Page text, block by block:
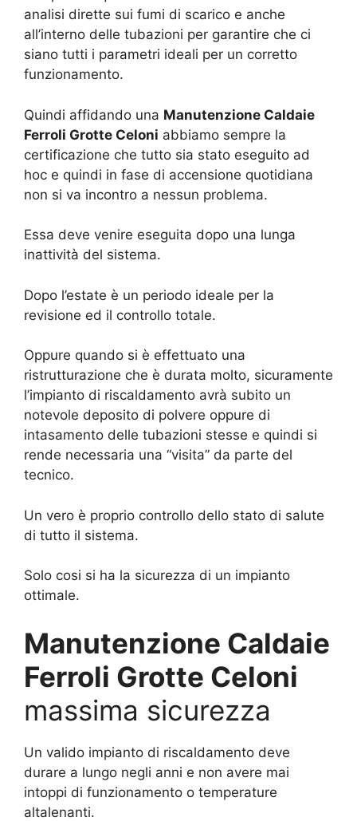
analisi dirette sui fumi di scarico e anche
all’interno delle tubazioni per garantire che ci
siano tutti i parametri ideali per un corretto
funzionamento.
Quindi affidando una Manutenzione Caldaie
Ferroli Grotte Celoni abbiamo sempre la
certificazione che tutto sia stato eseguito ad
hoc e quindi in fase di accensione quotidiana
non si va incontro a nessun problema.
Essa deve venire eseguita dopo una lunga
inattività del sistema.
Dopo l’estate è un periodo ideale per la
revisione ed il controllo totale.
Oppure quando si è effettuato una
ristrutturazione che è durata molto, sicuramente
l’impianto di riscaldamento avrà subito un
notevole deposito di polvere oppure di
intasamento delle tubazioni stesse e quindi si
rende necessaria una “visita” da parte del
tecnico.
Un vero è proprio controllo dello stato di salute
di tutto il sistema.
Solo cosi si ha la sicurezza di un impianto
ottimale.
Manutenzione Caldaie
Ferroli Grotte Celoni
massima sicurezza
Un valido impianto di riscaldamento deve
durare a lungo negli anni e non avere mai
intoppi di funzionamento o temperature
altalenanti.